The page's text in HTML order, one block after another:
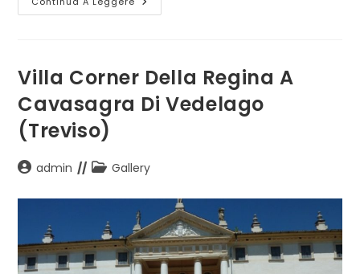
Castagna
(Treviso)
Villa Corner Della Regina A
Cavasagra Di Vedelago
(Treviso)
Autoreadmin
Categoria
Gallery